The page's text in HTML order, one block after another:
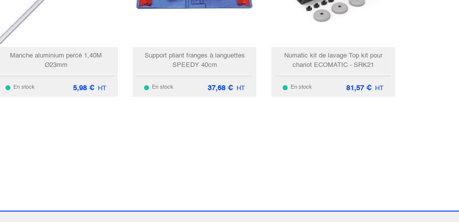
Manche aluminium percé 1,40M
Ø23mm
En stock 5,98 € HT
Support pliant franges à languettes
SPEEDY 40cm
En stock 37,68 € HT
Numatic kit de lavage Top kit pour
chariot ECOMATIC - SRK21
En stock 81,57 € HT